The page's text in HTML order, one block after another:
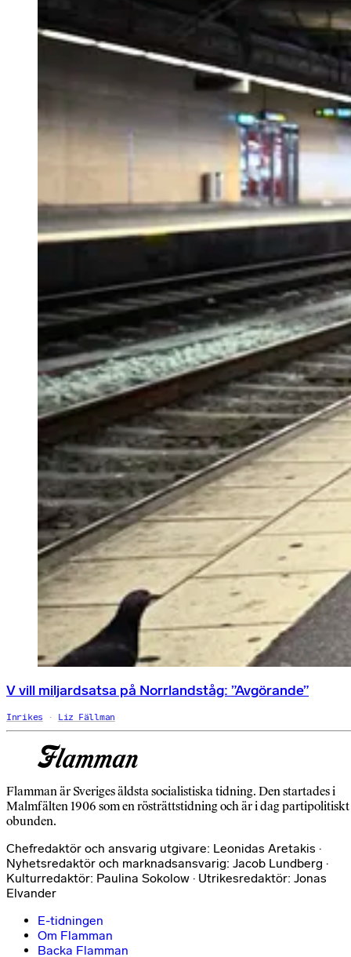
V vill miljardsatsa på Norrlandståg: ”Avgörande”
Inrikes Liz Fällman
Flamman är Sveriges äldsta socialistiska tidning. Den startades i
Malmfälten 1906 som en rösträttstidning och är i dag partipolitiskt
obunden.
Chefredaktör och ansvarig utgivare: Leonidas Aretakis ·
Nyhetsredaktör och marknadsansvarig: Jacob Lundberg ·
Kulturredaktör: Paulina Sokolow · Utrikesredaktör: Jonas
Elvander
E-tidningen
Om Flamman
Backa Flamman